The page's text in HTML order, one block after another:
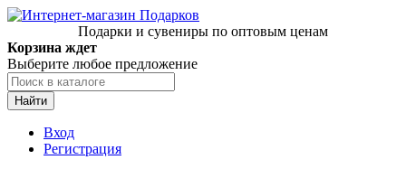
Подарки и сувениры по оптовым ценам
Корзина ждет
Выберите любое предложение
Найти
Вход
Регистрация